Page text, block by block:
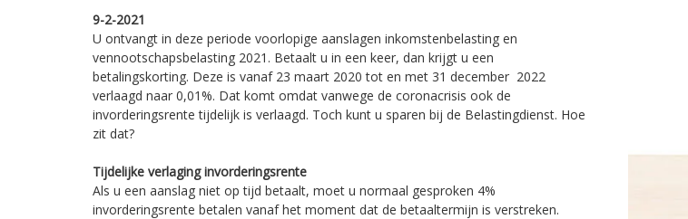
9-2-2021
U ontvangt in deze periode voorlopige aanslagen inkomstenbelasting en
vennootschapsbelasting 2021. Betaalt u in een keer, dan krijgt u een
betalingskorting. Deze is vanaf 23 maart 2020 tot en met 31 december 2022
verlaagd naar 0,01%. Dat komt omdat vanwege de coronacrisis ook de
invorderingsrente tijdelijk is verlaagd. Toch kunt u sparen bij de Belastingdienst. Hoe
zit dat?
Tijdelijke verlaging invorderingsrente
Als u een aanslag niet op tijd betaalt, moet u normaal gesproken 4%
invorderingsrente betalen vanaf het moment dat de betaaltermijn is verstreken.